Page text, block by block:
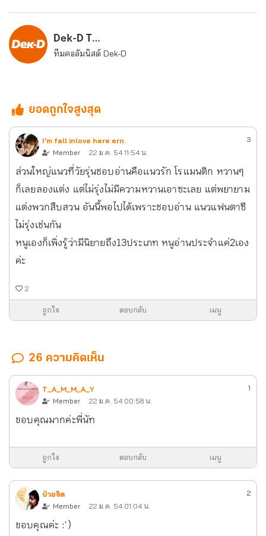
Dek-D Team
ทีมคอลัมนิสต์ Dek-D
ยอดถูกใจสูงสุด
I'm fall inlove here ern.
Member
22 ม.ค. 54 11:54 น.
3
ส่วนใหญ่แนวที่วัยรุ่นชอบอ่านคือเเนวรัก โรแมนติก หวานๆ
ก็เลยลองแต่ง แต่ไม่รุ่งไม่มีความหวานเอาซะเลย แต่พยายาม
แต่งพวกสืบสวน อันนี้พอไปได้เพราะชอบอ่าน แนวแฟนตาซี
ไม่รุ่งเช่นกัน
หนูเองก็เพิ่งรู้ว่ามีนิยายถึง13ประเภท หนูอ่านประจำแค่2เอง
ค่ะ
2
ถูกใจ ตอบกลับ เมนู
26 ความคิดเห็น
T_A_M_M_A_Y
Member
22 ม.ค. 54 00:58 น.
1
ขอบคุณมากค่ะพี่นัท
ถูกใจ ตอบกลับ เมนู
ป่วยจิต
Member
22 ม.ค. 54 01:04 น.
2
ขอบคุณค่ะ :')